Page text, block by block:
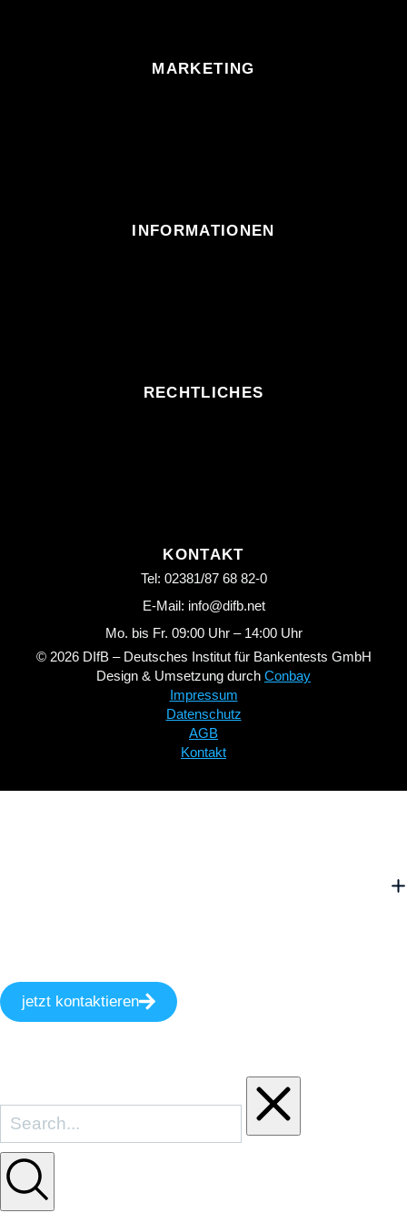
MARKETING
INFORMATIONEN
RECHTLICHES
KONTAKT
Tel: 02381/87 68 82-0
E-Mail: info@difb.net
Mo. bis Fr. 09:00 Uhr – 14:00 Uhr
© 2026 DIfB – Deutsches Institut für Bankentests GmbH
Design & Umsetzung durch Conbay
Impressum
Datenschutz
AGB
Kontakt
jetzt kontaktieren